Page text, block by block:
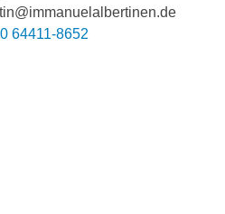
64411-8652